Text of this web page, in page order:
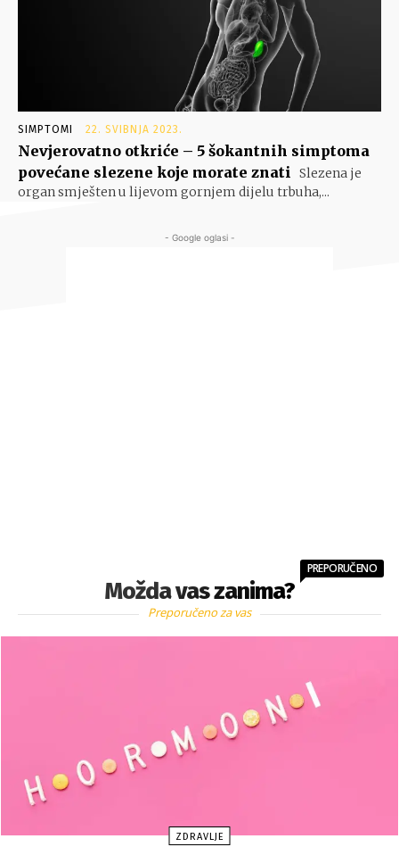
SIMPTOMI 22. SVIBNJA 2023.
Nevjerovatno otkriće – 5 šokantnih simptoma
povećane slezene koje morate znati Slezena je
organ smješten u lijevom gornjem dijelu trbuha,...
- Google oglasi -
Možda vas zanima?
PREPORUČENO
Preporučeno za vas
ZDRAVLJE